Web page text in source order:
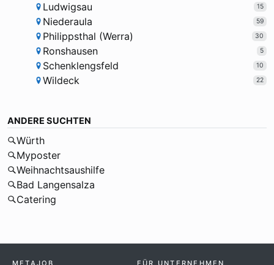
Ludwigsau 15
Niederaula 59
Philippsthal (Werra) 30
Ronshausen 5
Schenklengsfeld 10
Wildeck 22
ANDERE SUCHTEN
Würth
Myposter
Weihnachtsaushilfe
Bad Langensalza
Catering
METAJOB FÜR UNTERNEHMEN